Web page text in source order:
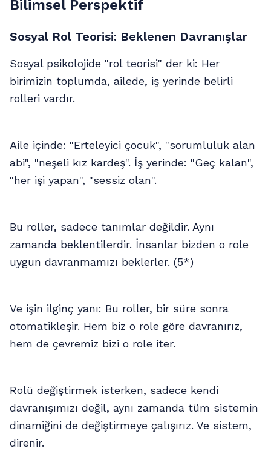
Bilimsel Perspektif
Sosyal Rol Teorisi: Beklenen Davranışlar
Sosyal psikolojide "rol teorisi" der ki: Her
birimizin toplumda, ailede, iş yerinde belirli
rolleri vardır.
Aile içinde: "Erteleyici çocuk", "sorumluluk alan
abi", "neşeli kız kardeş". İş yerinde: "Geç kalan",
"her işi yapan", "sessiz olan".
Bu roller, sadece tanımlar değildir. Aynı
zamanda beklentilerdir. İnsanlar bizden o role
uygun davranmamızı beklerler. (5*)
Ve işin ilginç yanı: Bu roller, bir süre sonra
otomatikleşir. Hem biz o role göre davranırız,
hem de çevremiz bizi o role iter.
Rolü değiştirmek isterken, sadece kendi
davranışımızı değil, aynı zamanda tüm sistemin
dinamiğini de değiştirmeye çalışırız. Ve sistem,
direnir.